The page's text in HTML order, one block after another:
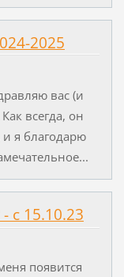
2025
вас (и
всегда, он
я благодарю
с 15.10.23
появится